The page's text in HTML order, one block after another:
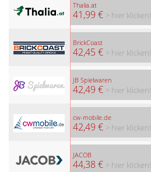
Thalia.at
41,99 € > hier klicken!
BrickCoast
42,45 € > hier klicken!
JB Spielwaren
42,49 € > hier klicken!
cw-mobile.de
42,49 € > hier klicken!
JACOB
44,38 € > hier klicken!